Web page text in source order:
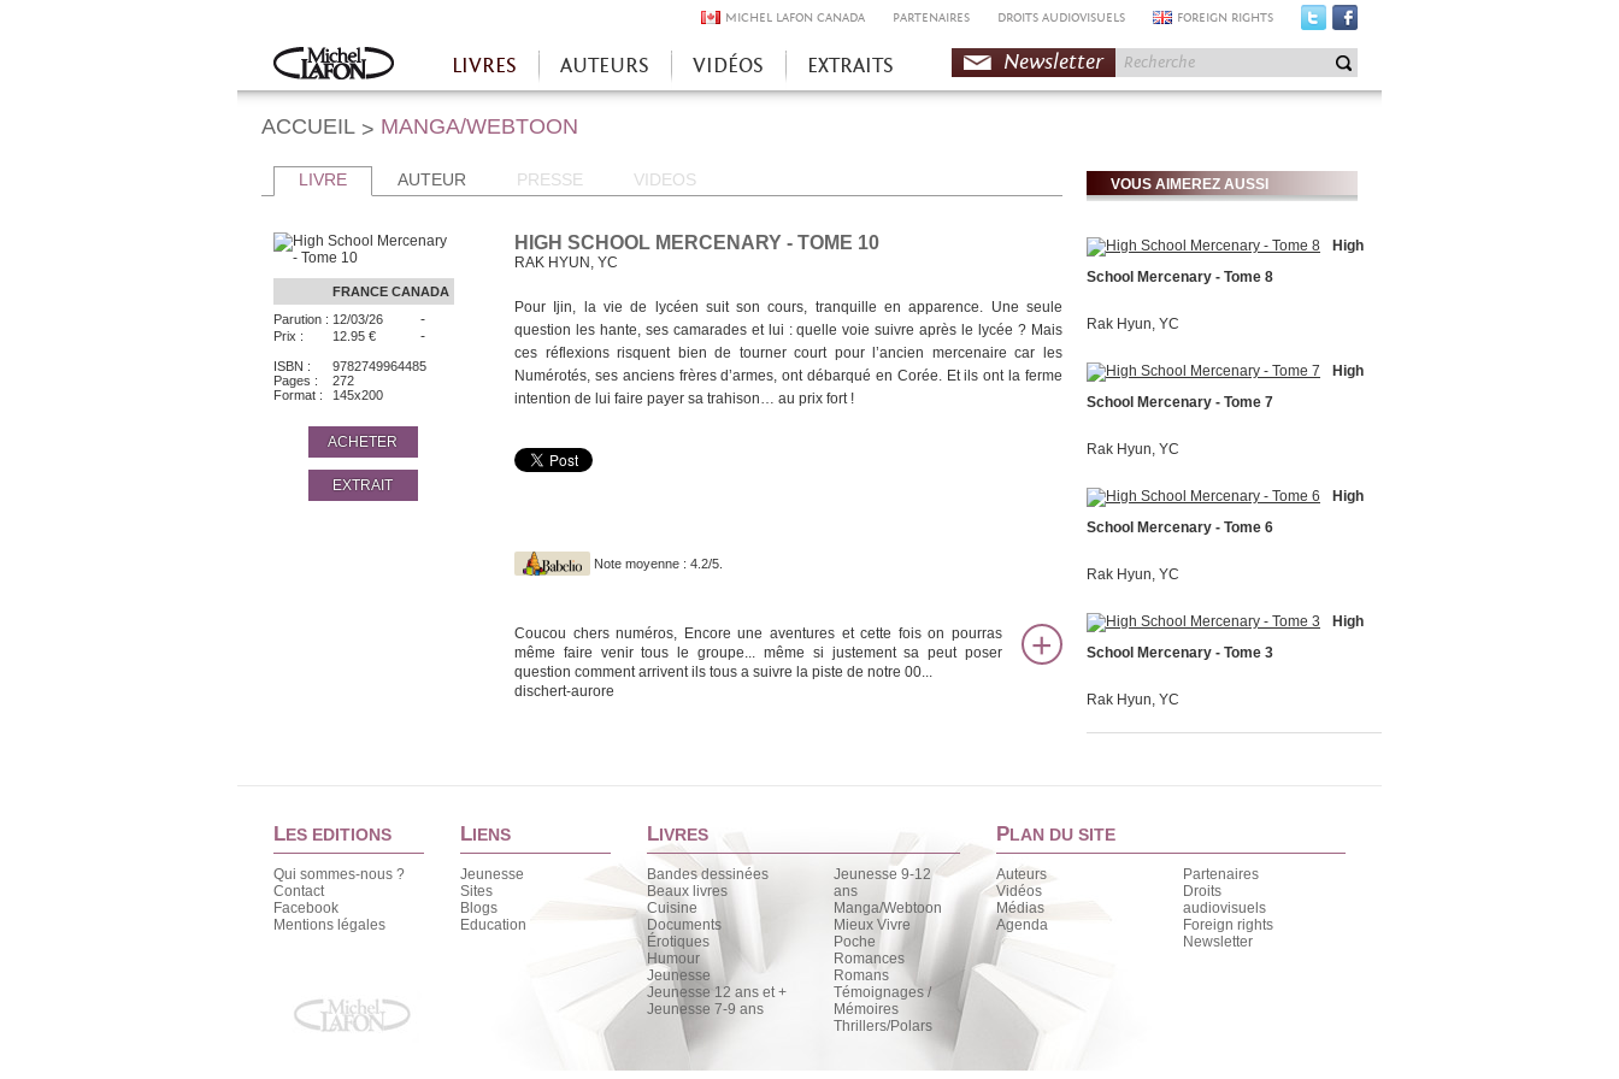
MICHEL LAFON CANADA PARTENAIRES DROITS AUDIOVISUELS FOREIGN RIGHTS
Accueil
LIVRES AUTEURS VIDÉOS EXTRAITS Newsletter
ACCUEIL > MANGA/WEBTOON
LIVRE AUTEUR PRESSE VIDEOS
FRANCE CANADA
Parution : 12/03/26 -
Prix : 12.95 € -
ISBN :
9782749964485
Pages :
272
Format :
145x200
ACHETER
EXTRAIT
HIGH SCHOOL MERCENARY - TOME 10
RAK HYUN, YC
Pour Ijin, la vie de lycéen suit son cours, tranquille en apparence. Une seule
question les hante, ses camarades et lui : quelle voie suivre après le lycée ? Mais
ces réflexions risquent bien de tourner court pour l’ancien mercenaire car les
Numérotés, ses anciens frères d’armes, ont débarqué en Corée. Et ils ont la ferme
intention de lui faire payer sa trahison… au prix fort !
Note moyenne : 4.2/5.
Coucou chers numéros, Encore une aventures et cette fois on pourras
même faire venir tous le groupe... même si justement sa peut poser
question comment arrivent ils tous a suivre la piste de notre 00...
dischert-aurore
VOUS AIMEREZ AUSSI
High
School Mercenary - Tome 8
Rak Hyun, YC
High
School Mercenary - Tome 7
Rak Hyun, YC
High
School Mercenary - Tome 6
Rak Hyun, YC
High
School Mercenary - Tome 3
Rak Hyun, YC
LES EDITIONS
Qui sommes-nous ?
Contact
Facebook
Mentions légales
LIENS
Jeunesse
Sites
Blogs
Education
LIVRES
Bandes dessinées
Beaux livres
Cuisine
Documents
Érotiques
Humour
Jeunesse
Jeunesse 12 ans et +
Jeunesse 7-9 ans
Jeunesse 9-12
ans
Manga/Webtoon
Mieux Vivre
Poche
Romances
Romans
Témoignages /
Mémoires
Thrillers/Polars
PLAN DU SITE
Auteurs
Vidéos
Médias
Agenda
Partenaires
Droits
audiovisuels
Foreign rights
Newsletter